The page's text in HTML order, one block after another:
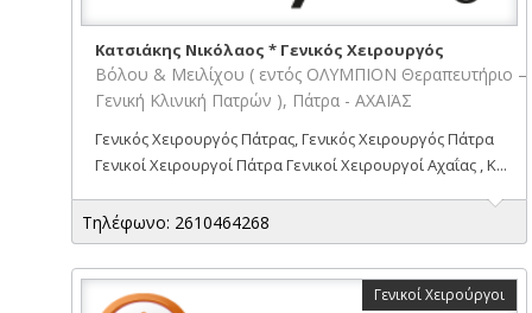
Κατσιάκης Νικόλαος * Γενικός Χειρουργός
Βόλου & Μειλίχου ( εντός ΟΛΥΜΠΙΟΝ Θεραπευτήριο –
Γενική Κλινική Πατρών ), Πάτρα - ΑΧΑΪΑΣ
Γενικός Χειρουργός Πάτρας, Γενικός Χειρουργός Πάτρα
Γενικοί Χειρουργοί Πάτρα Γενικοί Χειρουργοί Αχαΐας , Κ...
Τηλέφωνο: 2610464268
Γενικοί Χειρούργοι